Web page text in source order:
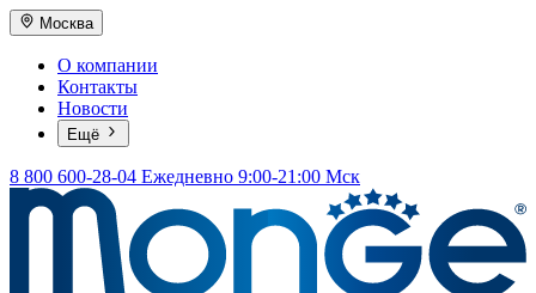
Москва
О компании
Контакты
Новости
Ещё
8 800 600-28-04 Ежедневно 9:00-21:00 Мск